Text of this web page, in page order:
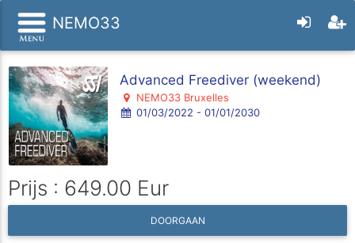
NEMO33
Advanced Freediver (weekend)
NEMO33 Bruxelles
01/03/2022 - 01/01/2030
Prijs : 649.00 Eur
DOORGAAN